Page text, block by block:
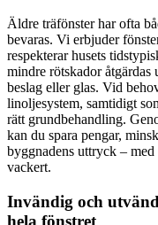
Äldre träfönster har ofta
bevaras. Vi erbjuder
respekterar husets
mindre rötskador
beslag eller glas. Vid
linoljesystem, samtidigt
rätt grundbehandling.
kan du spara pengar,
byggnadens uttryck –
vackert.
Invändig och
hela fönstret